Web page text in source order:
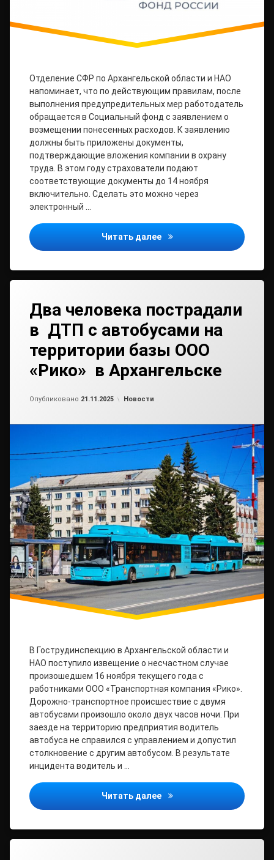
Отделение СФР по Архангельской области и НАО
напоминает, что по действующим правилам, после
выполнения предупредительных мер работодатель
обращается в Социальный фонд с заявлением о
возмещении понесенных расходов. К заявлению
должны быть приложены документы,
подтверждающие вложения компании в охрану
труда. В этом году страхователи подают
соответствующие документы до 14 ноября
включительно. Сделать это можно через
электронный …
Читать далее 14 ноября – последний
Два человека пострадали
в ДТП с автобусами на
территории базы ООО
«Рико» в Архангельске
Опубликовано 21.11.2025 Рубрики:
Новости
В Гострудинспекцию в Архангельской области и
НАО поступило извещение о несчастном случае
произошедшем 16 ноября текущего года с
работниками ООО «Транспортная компания «Рико».
Дорожно-транспортное происшествие с двумя
автобусами произошло около двух часов ночи. При
заезде на территорию предприятия водитель
автобуса не справился с управлением и допустил
столкновение с другим автобусом. В результате
инцидента водитель и …
Читать далее Два человека